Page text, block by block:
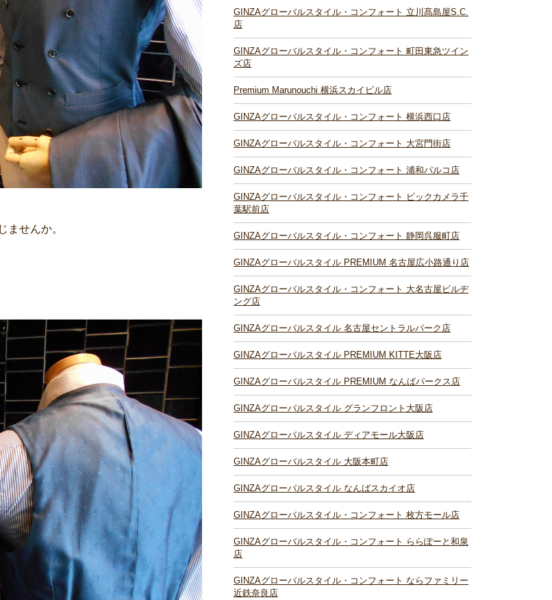
ませんか。
GINZAグローバルスタイル・コンフォート 立川髙島屋S.C.
店
GINZAグローバルスタイル・コンフォート 町田東急ツイン
ズ店
Premium Marunouchi 横浜スカイビル店
GINZAグローバルスタイル・コンフォート 横浜西口店
GINZAグローバルスタイル・コンフォート 大宮門街店
GINZAグローバルスタイル・コンフォート 浦和パルコ店
GINZAグローバルスタイル・コンフォート ビックカメラ千
葉駅前店
GINZAグローバルスタイル・コンフォート 静岡呉服町店
GINZAグローバルスタイル PREMIUM 名古屋広小路通り店
GINZAグローバルスタイル・コンフォート 大名古屋ビルヂ
ング店
GINZAグローバルスタイル 名古屋セントラルパーク店
GINZAグローバルスタイル PREMIUM KITTE大阪店
GINZAグローバルスタイル PREMIUM なんばパークス店
GINZAグローバルスタイル グランフロント大阪店
GINZAグローバルスタイル ディアモール大阪店
GINZAグローバルスタイル 大阪本町店
GINZAグローバルスタイル なんばスカイオ店
GINZAグローバルスタイル・コンフォート 枚方モール店
GINZAグローバルスタイル・コンフォート ららぽーと和泉
店
GINZAグローバルスタイル・コンフォート ならファミリー
近鉄奈良店